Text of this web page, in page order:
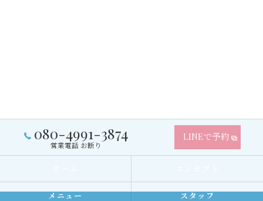
080-4991-3874
営業電話 お断り
LINEで予約
メニュー スタッフ